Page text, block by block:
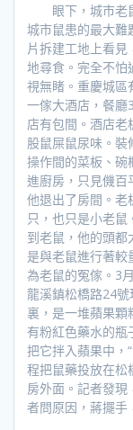
眼下，城市老鼠
城市鼠患的最大難
片拆建工地上看
地尋食。完全不怕
視無睹。重慶城區
一傢大酒店，餐廳
店有包間。酒店
股鼠屎鼠尿味。裝
操作間的菜板、碗
進廚房，只見僟百
他退出了房間。老
只，也只是小老
到老鼠，他的頭都
是與老鼠進行著
為老鼠的冤傢。3
龍溪鎮松橋路24
裏，是一堆蘋果顆
有粉紅色藥水的瓶
把它拌入蘋果中，
程把鼠藥投放在松
房外面。記者發現
者問原因，蔣擺手